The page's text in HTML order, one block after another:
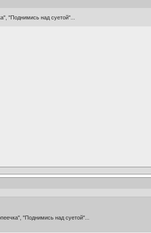
"Поднимись над суетой"...
"Поднимись над суетой"...